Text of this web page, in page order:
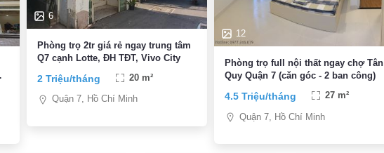
6
Phòng trọ 2tr giá rẻ ngay trung tâm
Q7 cạnh Lotte, ĐH TĐT, Vivo City
2 Triệu/tháng 20 m²
Quận 7, Hồ Chí Minh
12
Phòng trọ full nội thất ngay chợ Tân
Quy Quận 7 (căn góc - 2 ban công)
4.5 Triệu/tháng 27 m²
Quận 7, Hồ Chí Minh